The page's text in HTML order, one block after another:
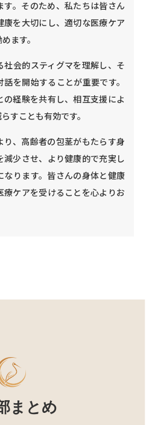
す。そのため、私たちは皆さん
康を大切にし、適切な医療ケア
ます。
社会的スティグマを理解し、そ
を開始することが重要です。
経験を共有し、相互支援によ
すことも有効です。
り、高齢者の包茎がもたらす身
減少させ、より健康的で充実し
なります。皆さんの身体と健康
療ケアを受けることを心よりお
まとめ